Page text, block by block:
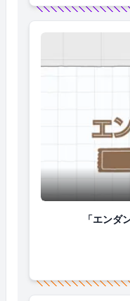
「エンダ